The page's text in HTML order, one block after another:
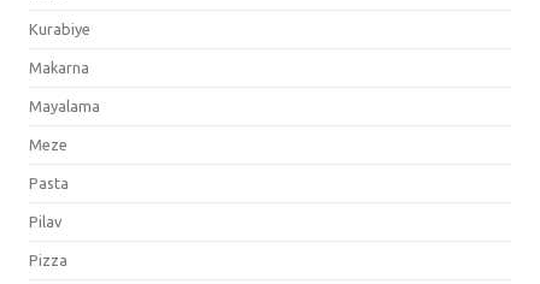
Kurabiye
Makarna
Mayalama
Meze
Pasta
Pilav
Pizza